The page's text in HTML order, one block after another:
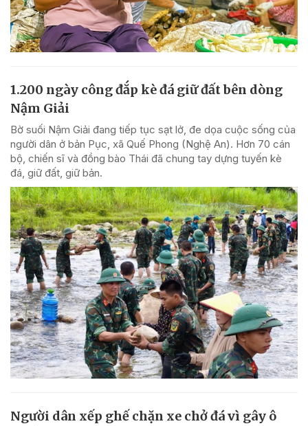
1.200 ngày công đắp kè đá giữ đất bên dòng
Nậm Giải
Bờ suối Nậm Giải đang tiếp tục sạt lở, đe dọa cuộc sống của
người dân ở bản Pục, xã Quế Phong (Nghệ An). Hơn 70 cán
bộ, chiến sĩ và đồng bào Thái đã chung tay dựng tuyến kè
đá, giữ đất, giữ bản.
Người dân xếp ghế chặn xe chở đá vì gây ô